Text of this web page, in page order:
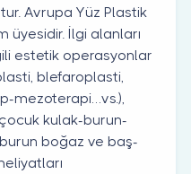
Avrupa Yüz Plastik
üyesidir. İlgi alanları
estetik operasyonlar
blefaroplasti,
mezoterapi…vs.),
kulak-burun-
boğaz ve baş-